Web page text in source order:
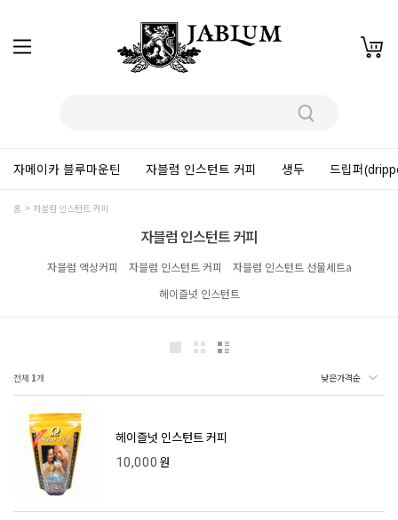
자메이카 블루마운틴 자블럼 인스턴트 커피 생두 드립퍼
홈 자블럼 인스턴트 커피
자블럼 인스턴트 커피
자블럼 액상커피 자블럼 인스턴트 커피
자블럼 인스턴트 선물세트a
헤이즐넛 인스턴트
전체 1개
헤이즐넛 인스턴트 커피
10,000 원